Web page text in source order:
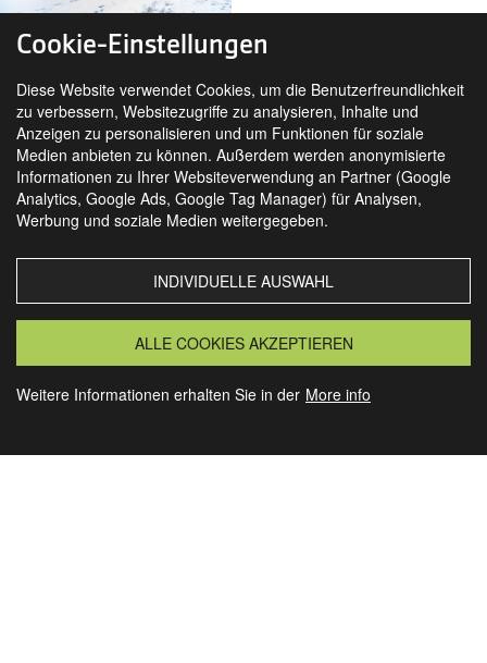
SIE FINDEN UNS AUCH AUF
MORSBACH GRANSEE
Cookie-Einstellungen
Diese Website verwendet Cookies, um die Benutzerfreundlichkeit
zu verbessern, Websitezugriffe zu analysieren, Inhalte und
Anzeigen zu personalisieren und um Funktionen für soziale
Medien anbieten zu können. Außerdem werden anonymisierte
Informationen zu Ihrer Websiteverwendung an Partner (Google
Analytics, Google Ads, Google Tag Manager) für Analysen,
Werbung und soziale Medien weitergegeben.
INDIVIDUELLE AUSWAHL
ALLE COOKIES AKZEPTIEREN
Weitere Informationen erhalten Sie in der More info